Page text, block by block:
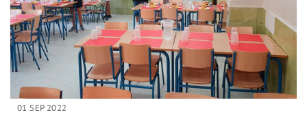
01 SEP 2022